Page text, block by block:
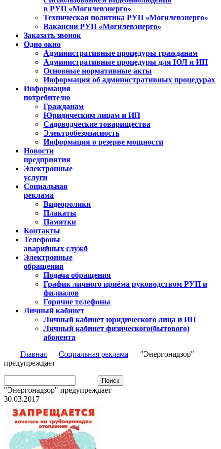
в РУП «Могилевэнерго»
Техническая политика РУП «Могилевэнерго»
Вакансии РУП «Могилевэнерго»
Заказать звонок
Одно окно
Административные процедуры гражданам
Административные процедуры для ЮЛ и ИП
Основные нормативные акты
Информация об административных процедурах
Информация
потребителю
Гражданам
Юридическим лицам и ИП
Садоводческие товарищества
Электробезопасность
Информация о резерве мощности
Новости
предприятия
Электронные
услуги
Социальная
реклама
Видеоролики
Плакаты
Памятки
Контакты
Телефоны
аварийных служб
Электронные
обращения
Подача обращения
График личного приёма руководством РУП и
филиалов
Горячие телефоны
Личный кабинет
Личный кабинет юридического лица и ИП
Личный кабинет физического(бытового)
абонента
— Главная — Социальная реклама — "Энергонадзор"
предупреждает
"Энергонадзор" предупреждает
30.03.2017